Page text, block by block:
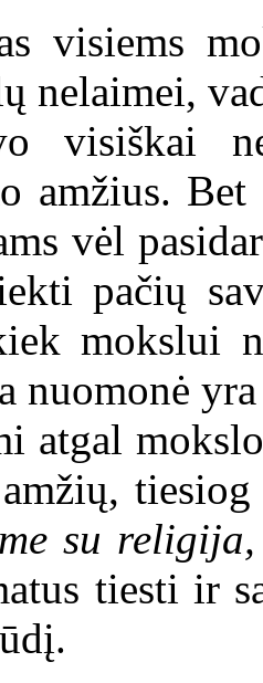
visiems
nelaimei,
visiškai
amžius.
vėl
pačių
mokslui
nuomonė
atgal
su religija,
tiesti ir